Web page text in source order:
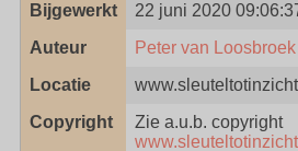
Bijgewerkt
22 juni 2020
Auteur
Peter van Loosbroek
Locatie
Copyright
Zie a.u.b. copyright